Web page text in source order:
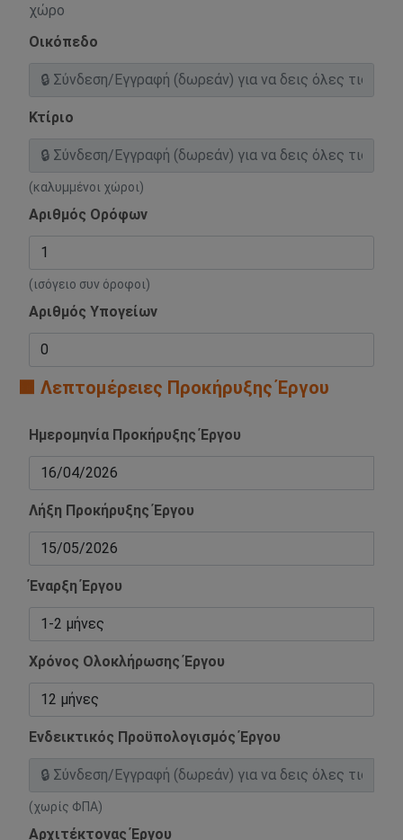
χώρο
Οικόπεδο
Κτίριο
(καλυμμένοι χώροι)
Αριθμός Ορόφων
(ισόγειο συν όροφοι)
Αριθμός Υπογείων
🟧 Λεπτομέρειες Προκήρυξης Έργου
Ημερομηνία Προκήρυξης Έργου
Λήξη Προκήρυξης Έργου
Έναρξη Έργου
Χρόνος Ολοκλήρωσης Έργου
Ενδεικτικός Προϋπολογισμός Έργου
(χωρίς ΦΠΑ)
Αρχιτέκτονας Έργου